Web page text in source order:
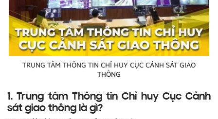
TRUNG TÂM THÔNG TIN CHỈ HUY CỤC CẢNH SÁT GIAO
THÔNG
1. Trung tâm Thông tin Chỉ huy Cục Cảnh
sát giao thông là gì?